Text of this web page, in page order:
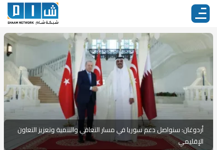
أردوغان: سنواصل دعم سوريا في مسار التعافي والتنمية وتعزيز التعاون
الإقليمي